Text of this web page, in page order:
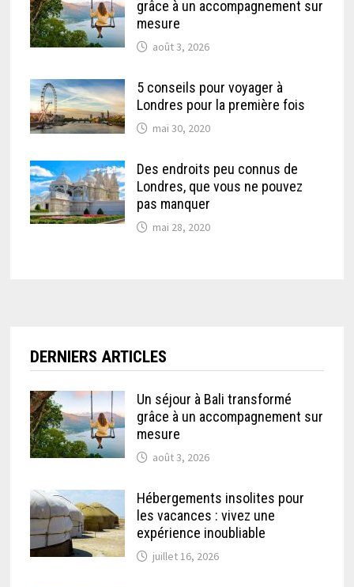
grâce à un accompagnement sur
mesure
août 3, 2026
5 conseils pour voyager à
Londres pour la première fois
mai 30, 2020
Des endroits peu connus de
Londres, que vous ne pouvez
pas manquer
mai 28, 2020
DERNIERS ARTICLES
Un séjour à Bali transformé
grâce à un accompagnement sur
mesure
août 3, 2026
Hébergements insolites pour
les vacances : vivez une
expérience inoubliable
juillet 16, 2026